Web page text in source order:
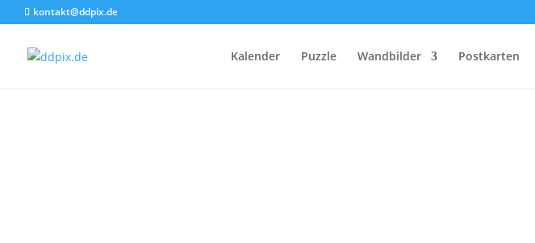
kontakt@ddpix.de
Kalender Puzzle Wandbilder Postkarten
Start/Shop/Leinwand/ Leinwand